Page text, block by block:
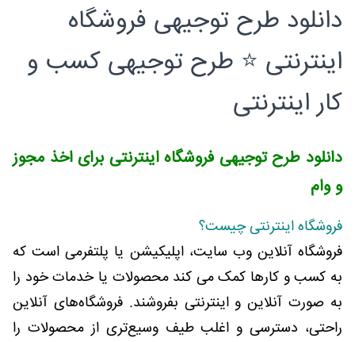
دانلود طرح توجیهی فروشگاه
اینترنتی ⭐️ طرح توجیهی کسب و
کار اینترنتی
دانلود طرح توجیهی فروشگاه اینترنتی برای اخذ مجوز
و وام
فروشگاه اینترنتی چیست؟
فروشگاه آنلاین وب سایت، اپلیکیشن یا پلتفرمی است که
به کسب و کارها کمک می کند محصولات یا خدمات خود را
به صورت آنلاین و اینترنتی بفروشند. فروشگاه‌های آنلاین
راحتی، دسترسی و اغلب طیف وسیع‌تری از محصولات را